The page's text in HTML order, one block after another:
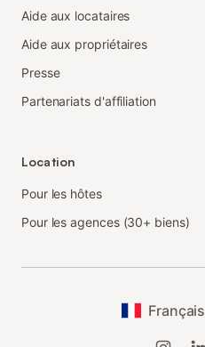
Aide aux locataires
Aide aux propriétaires
Presse
Partenariats d'affiliation
Location
Pour les hôtes
Pour les agences (30+ biens)
Français